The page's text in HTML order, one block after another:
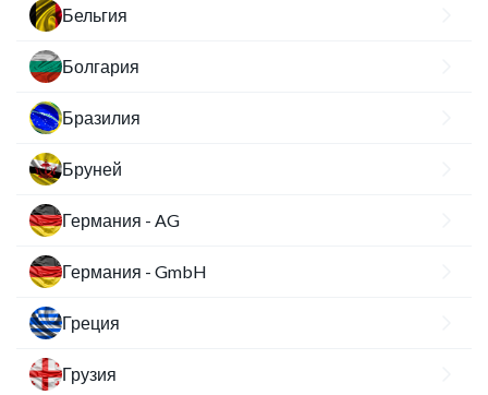
Бельгия
Болгария
Бразилия
Бруней
Германия - AG
Германия - GmbH
Греция
Грузия